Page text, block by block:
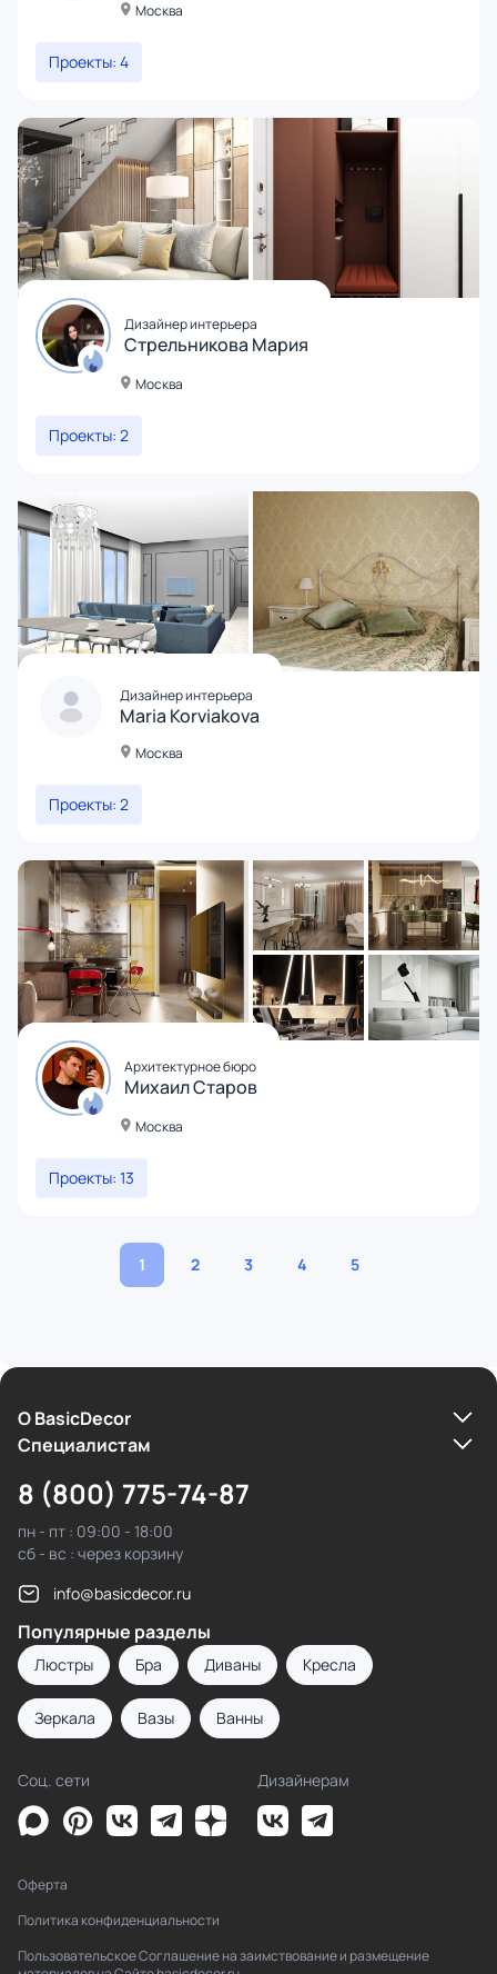
Москва
Проекты: 4
Дизайнер интерьера
Стрельникова Мария
Москва
Проекты: 2
Дизайнер интерьера
Maria Korviakova
Москва
Проекты: 2
Архитектурное бюро
Михаил Старов
Москва
Проекты: 13
1 2 3 4 5
О BasicDecor
Cпециалистам
8 (800) 775-74-87
пн - пт : 09:00 - 18:00
сб - вс : через корзину
info@basicdecor.ru
Популярные разделы
Люстры Бра Диваны Кресла
Зеркала Вазы Ванны
Соц. сети Дизайнерам
Оферта
Политика конфиденциальности
Пользовательское Соглашение на заимствование и размещение